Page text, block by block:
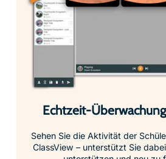
Echtzeit-
Sehen Sie die Aktivität der
ClassView – unterstützt Sie